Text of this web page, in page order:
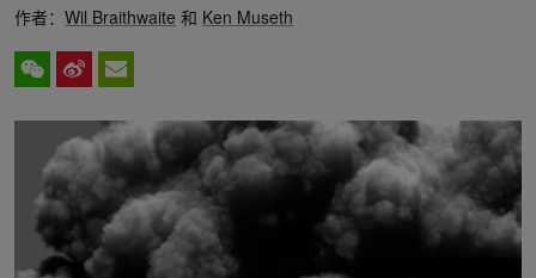
作者： Wil Braithwaite 和 Ken Museth